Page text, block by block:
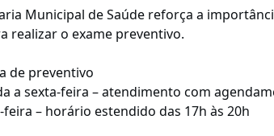
Municipal de Saúde reforça a
realizar o exame preventivo.
de preventivo
a sexta-feira – atendimento com
feira – horário estendido das 17h às 20h